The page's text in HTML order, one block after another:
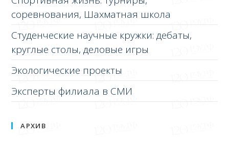
соревнования, Шахматная школа
Студенческие научные кружки: дебаты,
круглые столы, деловые игры
Экологические проекты
Эксперты филиала в СМИ
АРХИВ